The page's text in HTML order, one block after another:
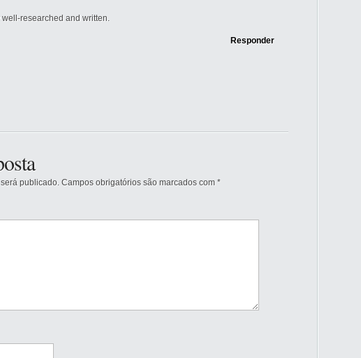
well-researched and written.
Responder
publicado. Campos obrigatórios são marcados com *